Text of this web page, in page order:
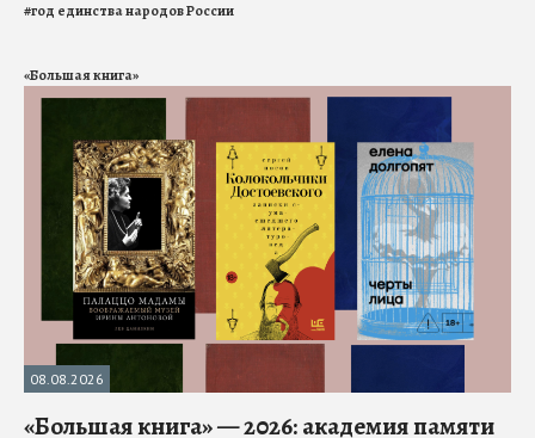
#год единства народов России
«Большая книга»
08.08.2026
«Большая книга» — 2026: академия памяти